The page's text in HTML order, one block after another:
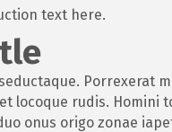
text here.
Porrexerat
locoque rudis. Homini
onus origo zonae